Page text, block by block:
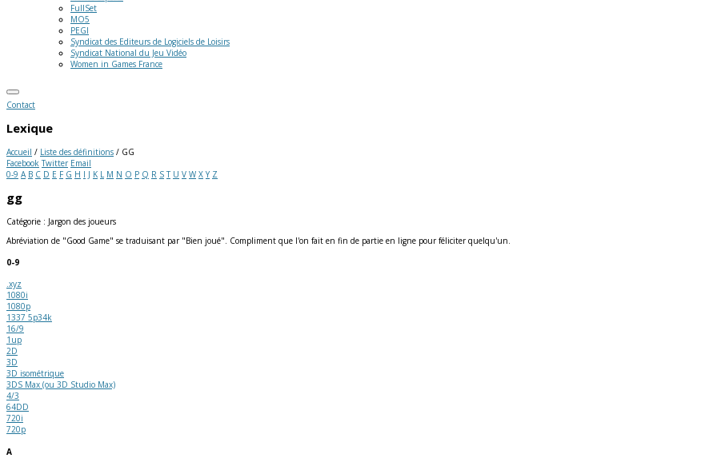
FullSet
MO5
PEGI
Syndicat des Editeurs de Logiciels de Loisirs
Syndicat National du Jeu Vidéo
Women in Games France
Contact
Lexique
Accueil / Liste des définitions / GG
Facebook Twitter Email
0-9 A B C D E F G H I J K L M N O P Q R S T U V W X Y Z
gg
Catégorie : Jargon des joueurs
Abréviation de "Good Game" se traduisant par "Bien joué". Compliment que l'on fait en fin de partie en ligne pour féliciter quelqu'un.
0-9
.xyz
1080i
1080p
1337 5p34k
16/9
1up
2D
3D
3D isométrique
3DS Max (ou 3D Studio Max)
4/3
64DD
720i
720p
A